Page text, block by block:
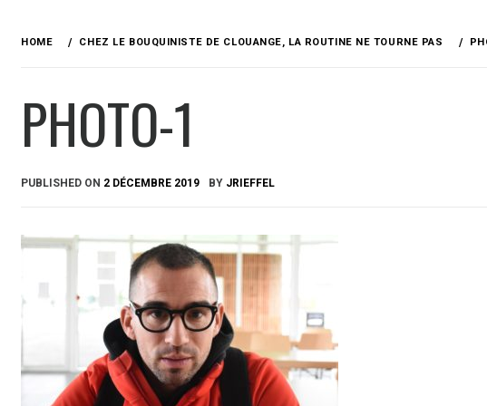
HOME CHEZ LE BOUQUINISTE DE CLOUANGE, LA ROUTINE NE TOURNE PAS
PHOTO-1
PUBLISHED ON 2 DÉCEMBRE 2019 BY JRIEFFEL